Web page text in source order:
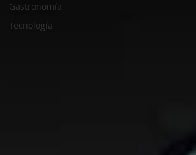
Gastronomía
Tecnología